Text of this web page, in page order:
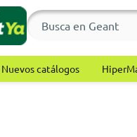
Nuevos catálogos